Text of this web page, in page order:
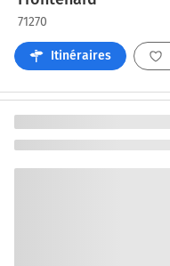
71270
Itinéraires